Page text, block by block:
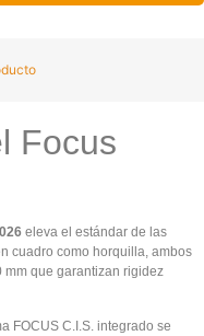
Focus
eleva el estándar de las
cuadro como horquilla, ambos
mm que garantizan rigidez
FOCUS C.I.S. integrado se